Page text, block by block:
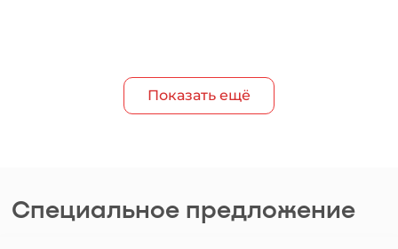
Показать ещё
Специальное предложение